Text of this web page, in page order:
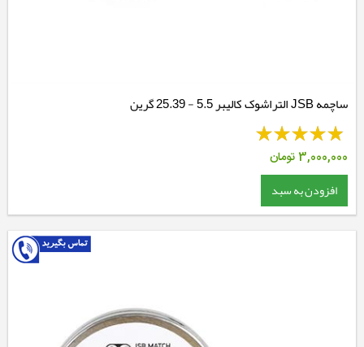
ساچمه JSB التراشوک کالیبر 5.5 - 25.39 گرین
3,000,000تومان
افزودن به سبد